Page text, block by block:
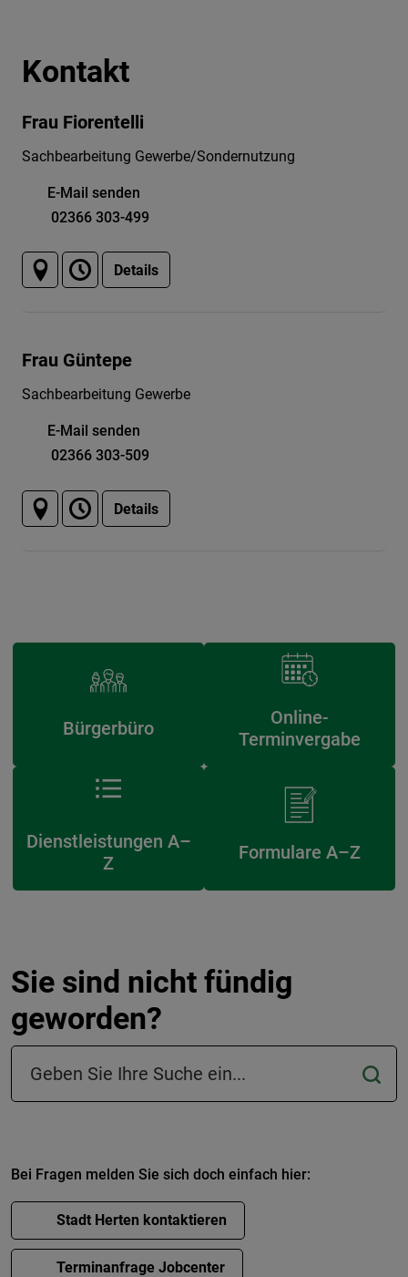
Kontakt
Frau Fiorentelli
Sachbearbeitung Gewerbe/Sondernutzung
E-Mail senden
02366 303-499
Details
Frau Güntepe
Sachbearbeitung Gewerbe
E-Mail senden
02366 303-509
Details
Bürgerbüro
Online-
Terminvergabe
Dienstleistungen A–
Z
Formulare A–Z
Sie sind nicht fündig
geworden?
Suchfeld in der Fußzeile
Bei Fragen melden Sie sich doch einfach hier:
Stadt Herten kontaktieren
Terminanfrage Jobcenter